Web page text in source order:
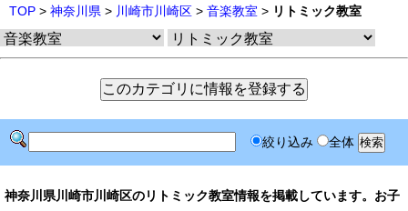
TOP > 神奈川県 > 川崎市川崎区 > 音楽教室 > リトミック教室
絞り込み 全体
神奈川県川崎市川崎区のリトミック教室情報を掲載しています。お子